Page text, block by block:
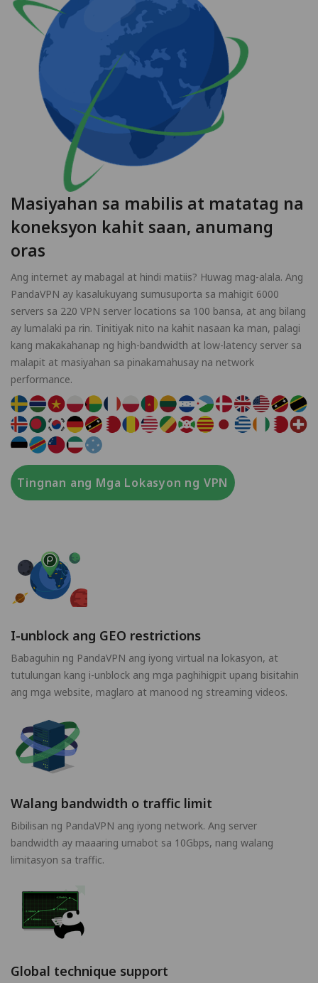
Masiyahan sa mabilis at matatag na
koneksyon kahit saan, anumang
oras
Ang internet ay mabagal at hindi matiis? Huwag mag-alala. Ang
PandaVPN ay kasalukuyang sumusuporta sa mahigit 6000
servers sa 220 VPN server locations sa 100 bansa, at ang bilang
ay lumalaki pa rin. Tinitiyak nito na kahit nasaan ka man, palagi
kang makakahanap ng high-bandwidth at low-latency server sa
malapit at masiyahan sa pinakamahusay na network
performance.
Tingnan ang Mga Lokasyon ng VPN
I-unblock ang GEO restrictions
Babaguhin ng PandaVPN ang iyong virtual na lokasyon, at
tutulungan kang i-unblock ang mga paghihigpit upang bisitahin
ang mga website, maglaro at manood ng streaming videos.
Walang bandwidth o traffic limit
Bibilisan ng PandaVPN ang iyong network. Ang server
bandwidth ay maaaring umabot sa 10Gbps, nang walang
limitasyon sa traffic.
Global technique support